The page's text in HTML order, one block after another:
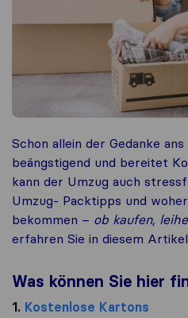
Schon allein der Gedanke
beängstigend und bereitet
kann der Umzug auch
Umzug- Packtipps und
bekommen – ob kaufen,
erfahren Sie in diesem
Was können Sie hier
1. Kostenlose Kartons